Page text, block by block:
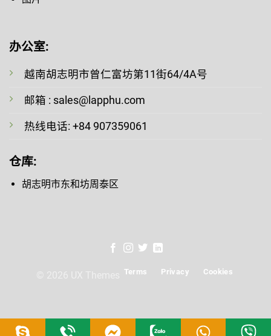
办公室:
越南胡志明市曾仁富坊第11街64/4A号
邮箱 : sales@lapphu.com
热线电话: +84 907359061
仓库:
胡志明市东和坊周泰区
Terms Privacy Cookies